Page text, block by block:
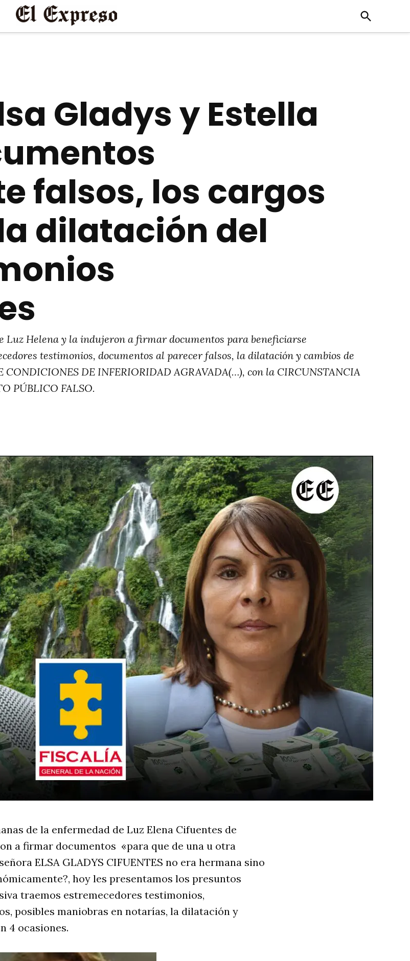
Open
Search
Gladys y Estella
falsos, los cargos
dilatación del
Luz Helena y la indujeron a firmar documentos para beneficiarse
testimonios, documentos al parecer falsos, la dilatación y cambios de
CONDICIONES DE INFERIORIDAD AGRAVADA(…), con la CIRCUNSTANCIA
PÚBLICO FALSO.
de la enfermedad de Luz Elena Cifuentes de
a firmar documentos «para que de una u otra
ELSA GLADYS CIFUENTES no era hermana sino
hoy les presentamos los presuntos
traemos estremecedores testimonios,
posibles maniobras en notarías, la dilatación y
4 ocasiones.